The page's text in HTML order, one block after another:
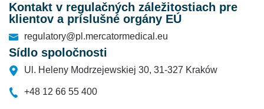
Kontakt v regulačných záležitostiach pre
klientov a príslušné orgány EÚ
regulatory@pl.mercatormedical.eu
Sídlo spoločnosti
Ul. Heleny Modrzejewskiej 30, 31-327 Kraków
+48 12 66 55 400